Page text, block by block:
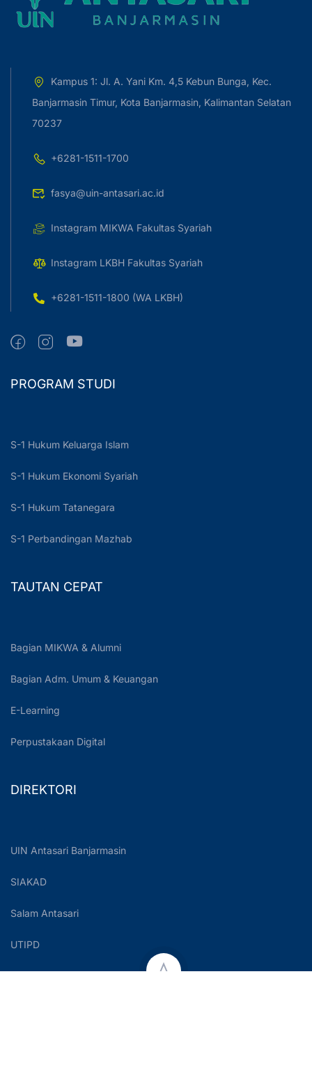
Kampus 1: Jl. A. Yani Km. 4,5 Kebun Bunga, Kec.
Banjarmasin Timur, Kota Banjarmasin, Kalimantan Selatan
70237
+6281-1511-1700
fasya@uin-antasari.ac.id
Instagram MIKWA Fakultas Syariah
Instagram LKBH Fakultas Syariah
+6281-1511-1800 (WA LKBH)
PROGRAM STUDI
S-1 Hukum Keluarga Islam
S-1 Hukum Ekonomi Syariah
S-1 Hukum Tatanegara
S-1 Perbandingan Mazhab
TAUTAN CEPAT
Bagian MIKWA & Alumni
Bagian Adm. Umum & Keuangan
E-Learning
Perpustakaan Digital
DIREKTORI
UIN Antasari Banjarmasin
SIAKAD
Salam Antasari
UTIPD